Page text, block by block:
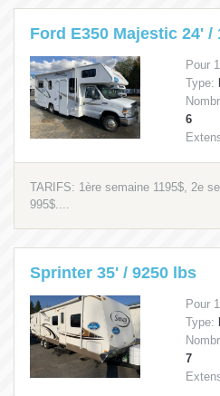
Ford E350 Majestic 24' /
Pour
Type:
6
TARIFS: 1ère semaine 1195$, 2e
995$....
Sprinter 35' / 9250 lbs
Pour
Type:
7